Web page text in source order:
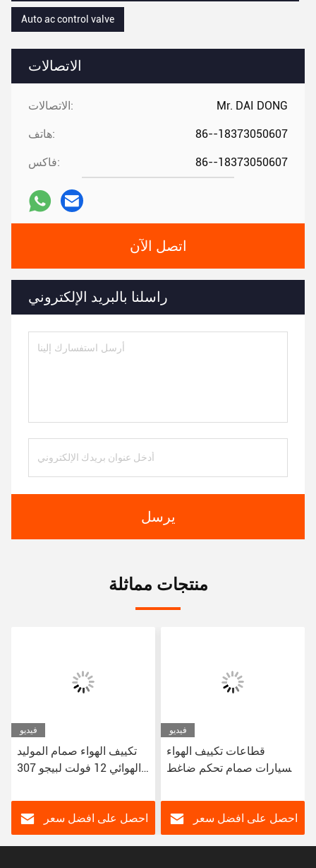
الاتصالات
الاتصالات: Mr. DAI DONG
هاتف: 86--18373050607
فاكس: 86--18373050607
اتصل الآن
راسلنا بالبريد الإلكتروني
يرسل
Auto ac control valve
منتجات مماثلة
فيديو
تكييف الهواء صمام الموليد
الهوائي 12 فولت لبيجو 307
احصل على افضل سعر
فيديو
قطاعات تكييف الهواء
للسيارات صمام تحكم ضاغط
نوع Denso
احصل على افضل سعر